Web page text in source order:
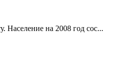
Население на 2008 год сос...